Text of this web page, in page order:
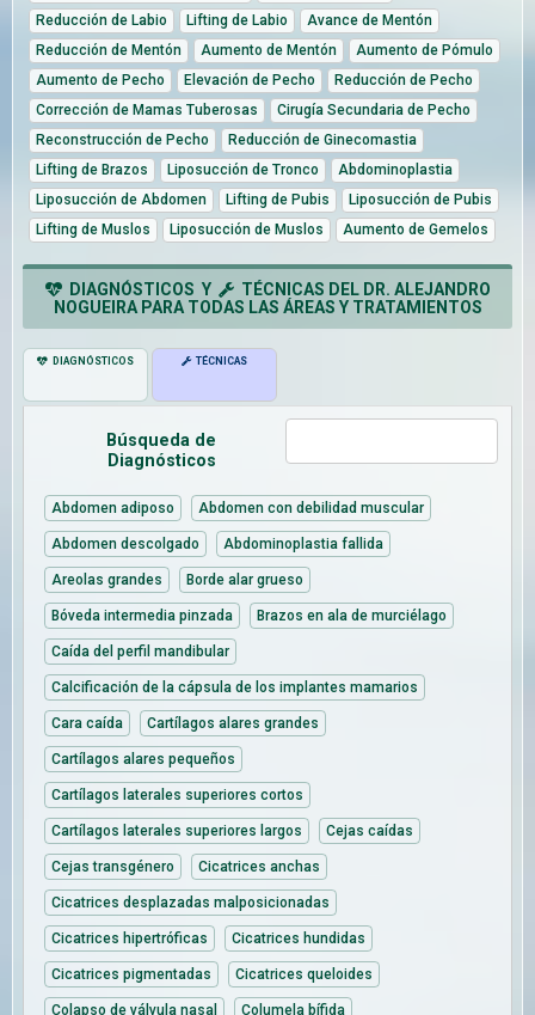
Reducción de Labio
Lifting de Labio
Avance de Mentón
Reducción de Mentón
Aumento de Mentón
Aumento de Pómulo
Aumento de Pecho
Elevación de Pecho
Reducción de Pecho
Corrección de Mamas Tuberosas
Cirugía Secundaria de Pecho
Reconstrucción de Pecho
Reducción de Ginecomastia
Lifting de Brazos
Liposucción de Tronco
Abdominoplastia
Liposucción de Abdomen
Lifting de Pubis
Liposucción de Pubis
Lifting de Muslos
Liposucción de Muslos Aumento de Gemelos
DIAGNÓSTICOS Y
TÉCNICAS DEL DR. ALEJANDRO
NOGUEIRA PARA TODAS LAS ÁREAS Y TRATAMIENTOS
DIAGNÓSTICOS TÉCNICAS
Búsqueda de
Diagnósticos
Abdomen adiposo Abdomen con debilidad muscular
Abdomen descolgado Abdominoplastia fallida
Areolas grandes Borde alar grueso
Bóveda intermedia pinzada Brazos en ala de murciélago
Caída del perfil mandibular
Calcificación de la cápsula de los implantes mamarios
Cara caída Cartílagos alares grandes
Cartílagos alares pequeños
Cartílagos laterales superiores cortos
Cartílagos laterales superiores largos Cejas caídas
Cejas transgénero Cicatrices anchas
Cicatrices desplazadas malposicionadas
Cicatrices hipertróficas Cicatrices hundidas
Cicatrices pigmentadas Cicatrices queloides
Colapso de válvula nasal Columela bífida